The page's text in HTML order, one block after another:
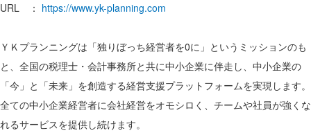
URL ： https://www.yk-planning.com
ＹＫプランニングは「独りぼっち経営者を0に」というミッションのも
と、全国の税理士・会計事務所と共に中小企業に伴走し、中小企業の
「今」と「未来」を創造する経営支援プラットフォームを実現します。
全ての中小企業経営者に会社経営をオモシロく、チームや社員が強くな
れるサービスを提供し続けます。